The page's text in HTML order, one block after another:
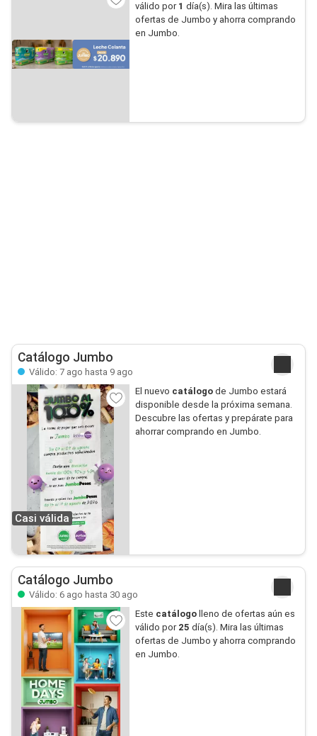
válido por 1 día(s). Mira las últimas
ofertas de Jumbo y ahorra comprando
en Jumbo.
Catálogo Jumbo
Válido: 7 ago hasta 9 ago
Casi válida
El nuevo catálogode Jumbo estará
disponible desde la próxima semana.
Descubre las ofertas y prepárate para
ahorrar comprando en Jumbo.
Catálogo Jumbo
Válido: 6 ago hasta 30 ago
Este catálogolleno de ofertas aún es
válido por 25 día(s). Mira las últimas
ofertas de Jumbo y ahorra comprando
en Jumbo.